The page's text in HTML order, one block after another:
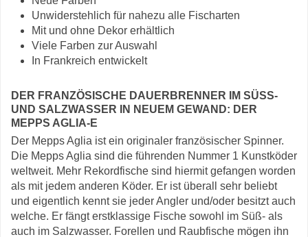
Unwiderstehlich für nahezu alle Fischarten
Mit und ohne Dekor erhältlich
Viele Farben zur Auswahl
In Frankreich entwickelt
DER FRANZÖSISCHE DAUERBRENNER IM SÜSS- U
ND SALZWASSER IN NEUEM GEWAND: DER M
EPPS AGLIA-E
Der Mepps Aglia ist ein originaler französischer Spinner.
Die Mepps Aglia sind die führenden Nummer 1 Kunstköder
weltweit. Mehr Rekordfische sind hiermit gefangen worden
als mit jedem anderen Köder. Er ist überall sehr beliebt
und eigentlich kennt sie jeder Angler und/oder besitzt auch
welche. Er fängt erstklassige Fische sowohl im Süß- als
auch im Salzwasser. Forellen und Raubfische mögen ihn